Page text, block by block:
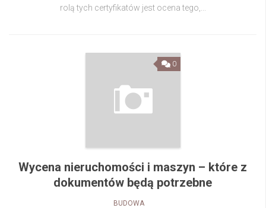
rolą tych certyfikatów jest ocena tego,...
0
Wycena nieruchomości i maszyn – które z
dokumentów będą potrzebne
BUDOWA